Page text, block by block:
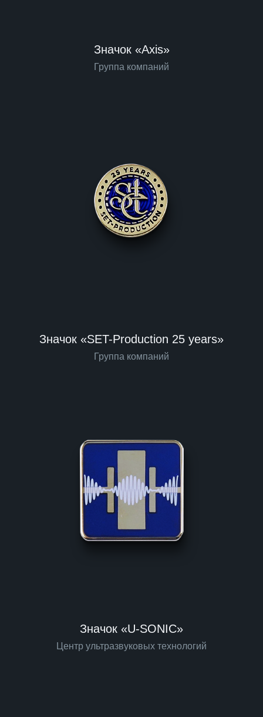
Значок «Axis»
Группа компаний
Значок «SET-Production 25 years»
Группа компаний
Значок «U-SONIC»
Центр ультразвуковых технологий